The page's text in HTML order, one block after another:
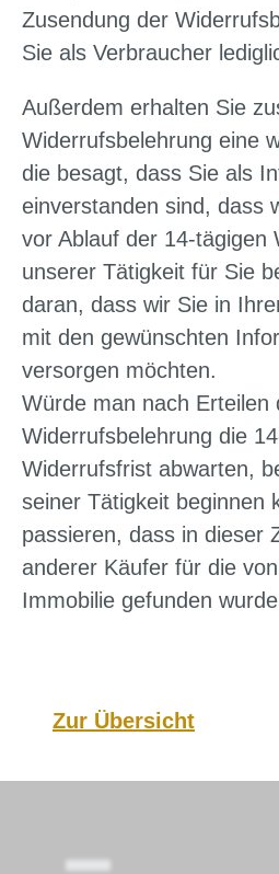
Zusendung der
Sie als Verbraucher
Außerdem erhalten Sie
Widerrufsbelehrung eine
die besagt, dass Sie als
einverstanden sind, dass
vor Ablauf der 14-tägigen
unserer Tätigkeit für Sie
daran, dass wir Sie in
mit den gewünschten
versorgen möchten.
Würde man nach Erteilen
Widerrufsbelehrung die
Widerrufsfrist abwarten,
seiner Tätigkeit beginnen
passieren, dass in dieser
anderer Käufer für die
Immobilie gefunden
Zur Übersicht